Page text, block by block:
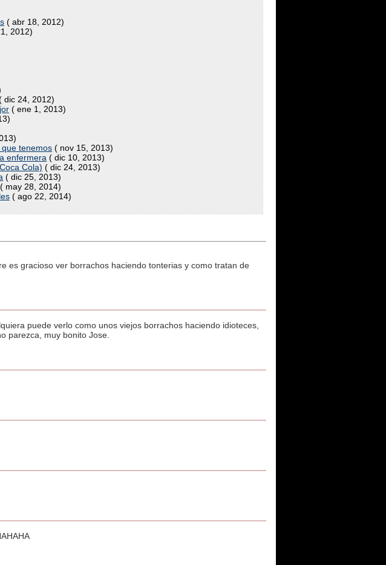
( abr 18, 2012)
2012)
dic 24, 2012)
( ene 1, 2013)
tenemos ( nov 15, 2013)
enfermera ( dic 10, 2013)
Cola) ( dic 24, 2013)
( dic 25, 2013)
( may 28, 2014)
( ago 22, 2014)
es gracioso ver borrachos haciendo tonterias y como tratan de
puede verlo como unos viejos borrachos haciendo idioteces,
parezca, muy bonito Jose.